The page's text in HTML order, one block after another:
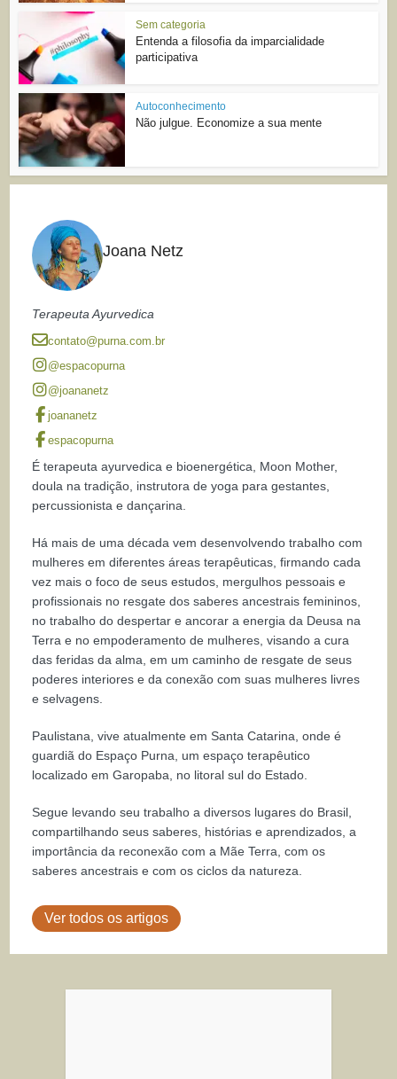
Sem categoria
Entenda a filosofia da imparcialidade
participativa
Autoconhecimento
Não julgue. Economize a sua mente
Joana Netz
Terapeuta Ayurvedica
contato@purna.com.br
@espacopurna
@joananetz
joananetz
espacopurna
É terapeuta ayurvedica e bioenergética, Moon Mother,
doula na tradição, instrutora de yoga para gestantes,
percussionista e dançarina.
Há mais de uma década vem desenvolvendo trabalho com
mulheres em diferentes áreas terapêuticas, firmando cada
vez mais o foco de seus estudos, mergulhos pessoais e
profissionais no resgate dos saberes ancestrais femininos,
no trabalho do despertar e ancorar a energia da Deusa na
Terra e no empoderamento de mulheres, visando a cura
das feridas da alma, em um caminho de resgate de seus
poderes interiores e da conexão com suas mulheres livres
e selvagens.
Paulistana, vive atualmente em Santa Catarina, onde é
guardiã do Espaço Purna, um espaço terapêutico
localizado em Garopaba, no litoral sul do Estado.
Segue levando seu trabalho a diversos lugares do Brasil,
compartilhando seus saberes, histórias e aprendizados, a
importância da reconexão com a Mãe Terra, com os
saberes ancestrais e com os ciclos da natureza.
Ver todos os artigos